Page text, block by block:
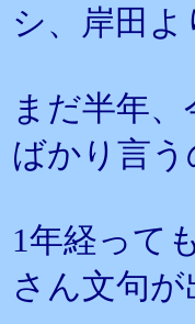
シ、岸田よ
まだ半年
ばかり言う
1年経って
さん文句が